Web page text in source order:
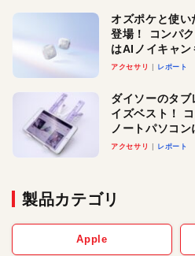
オズポケと使
登場！ コンパ
はAIノイキャン
アクセサリ レポート
ダイソーのタ
イズベスト！
ノートパソコ
べる楽しさも
アクセサリ レポート
製品カテゴリ
Apple